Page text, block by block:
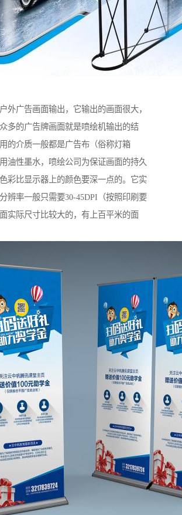
外广告画面输出，它输出的画面很大，
多的广告牌画面就是喷绘机输出的结
的介质一般都是广告布（俗称灯箱
油性墨水，喷绘公司为保证画面的持久
彩比显示器上的颜色要深一点的。它实
辨率一般只需要30-45DPI（按照印刷要
实际尺寸比较大的，有上百平米的面